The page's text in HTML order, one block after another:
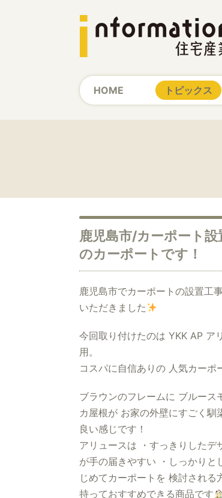
HOME トピックス
鹿児島市/カーポート
のカーポートです！
鹿児島市でカーポートの設置工
いただきました
今回取り付けたのは YKK AP ア
用。
コスパに自信ありの 人気カーポ
ブラウンのフレームに ブルース
カ屋根が お家の外壁にすごく馴
良い感じです！
アリュースは ・すっきりしたデ
が手の届きやすい ・しっかりと
じめてカーポートを 検討される
持っておすすめできる商品です